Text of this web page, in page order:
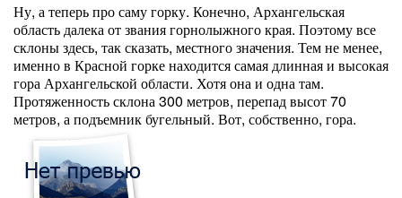
Ну, а теперь про саму горку. Конечно, Архангельская
область далека от звания горнолыжного края. Поэтому все
склоны здесь, так сказать, местного значения. Тем не менее,
именно в Красной горке находится самая длинная и высокая
гора Архангельской области. Хотя она и одна там.
Протяженность склона 300 метров, перепад высот 70
метров, а подъемник бугельный. Вот, собственно, гора.